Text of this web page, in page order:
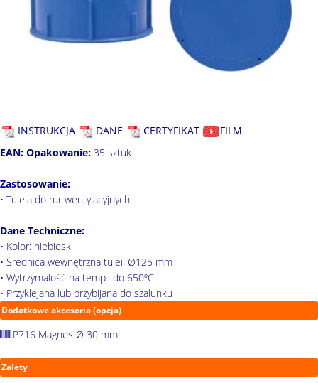
INSTRUKCJA DANE CERTYFIKAT
FILM
EAN: Opakowanie: 35 sztuk
Zastosowanie:
• Tuleja do rur wentylacyjnych
Dane Techniczne:
• Kolor: niebieski
• Średnica wewnętrzna tulei: Ø125 mm
• Wytrzymalość na temp.: do 650ºC
• Przyklejana lub przybijana do szalunku
Dodatkowe akcesoria (opcja)
P716 Magnes Ø 30 mm
Zalety